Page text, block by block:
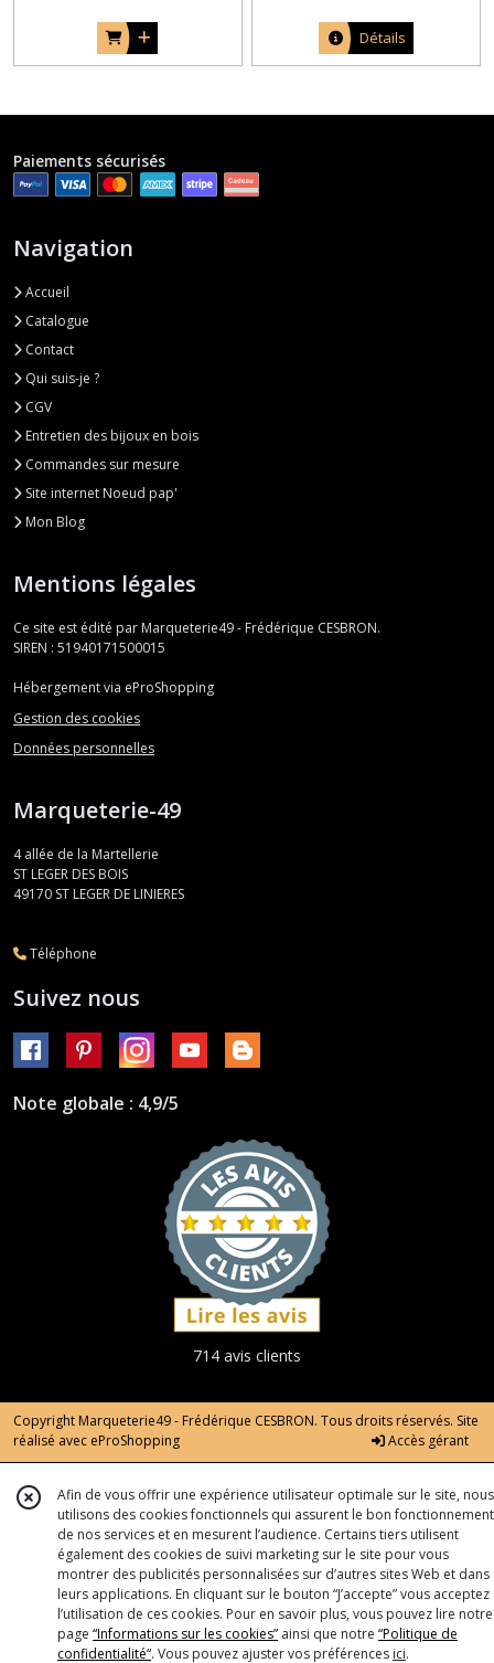
Détails
Paiements sécurisés
Navigation
Accueil
Catalogue
Contact
Qui suis-je ?
CGV
Entretien des bijoux en bois
Commandes sur mesure
Site internet Noeud pap'
Mon Blog
Mentions légales
Ce site est édité par Marqueterie49 - Frédérique CESBRON.
SIREN : 51940171500015
Hébergement via eProShopping
Gestion des cookies
Données personnelles
Marqueterie-49
4 allée de la Martellerie
ST LEGER DES BOIS
49170 ST LEGER DE LINIERES
Téléphone
Suivez nous
Note globale : 4,9/5
714 avis clients
Copyright Marqueterie49 - Frédérique CESBRON. Tous droits réservés. Site
réalisé avec eProShopping Accès gérant
Afin de vous offrir une expérience utilisateur optimale sur le site, nous
utilisons des cookies fonctionnels qui assurent le bon fonctionnement
de nos services et en mesurent l’audience. Certains tiers utilisent
également des cookies de suivi marketing sur le site pour vous
montrer des publicités personnalisées sur d’autres sites Web et dans
leurs applications. En cliquant sur le bouton “J’accepte” vous acceptez
l’utilisation de ces cookies. Pour en savoir plus, vous pouvez lire notre
page “Informations sur les cookies” ainsi que notre “Politique de
confidentialité“. Vous pouvez ajuster vos préférences ici.